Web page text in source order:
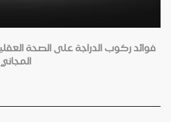
فوائد ركوب الدراجة على الصحة
المجاني